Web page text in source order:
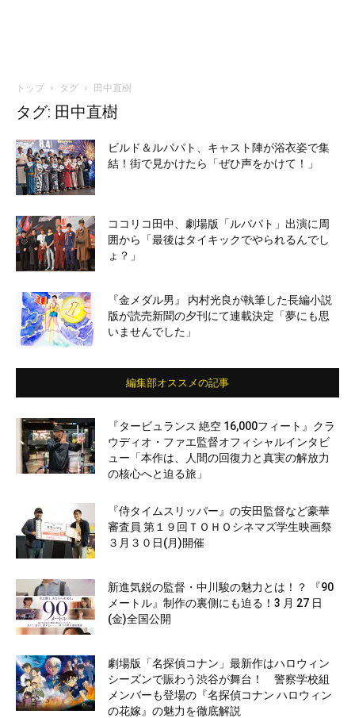
トップ タグ 田中直樹
タグ: 田中直樹
ビルド＆ルパパト、キャスト陣が浴衣姿で集
結！街で見かけたら「ぜひ声をかけて！」
ココリコ田中、劇場版「ルパパト」出演に周
囲から「最後はタイキックでやられるんでし
ょ？」
『金メダル男』 内村光良が執筆した長編小説
版が読売新聞の夕刊にて連載決定「夢にも思
いませんでした」
編集部オススメの記事
『タービュランス 絶空 16,000フィート』クラ
ウディオ・ファエ監督オフィシャルインタビ
ュー「本作は、人間の回復力と真実の解放力
の核心へと迫る旅」
『侍タイムスリッパー』の安田監督など豪華
審査員 第１９回ＴＯＨＯシネマズ学生映画祭
３月３０日(月)開催
新進気鋭の監督・中川駿の魅力とは！？ 『90
メートル』制作の裏側にも迫る！3 月 27 日
(金)全国公開
劇場版「名探偵コナン」最新作はハロウィン
シーズンで賑わう渋谷が舞台！ 警察学校組
メンバーも登場の『名探偵コナン ハロウィン
の花嫁』の魅力を徹底解説